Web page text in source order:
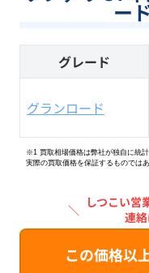
ー
グレード
グランロード
※1 買取相場価格は弊社が独自に統
実際の買取価格を保証するものではあ
＼ しつこい営
連
この価格以